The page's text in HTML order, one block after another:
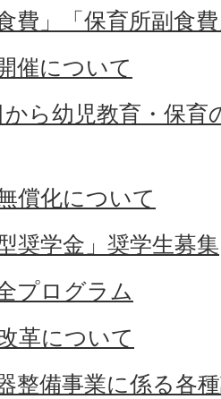
費」「保育所副食
催について
から幼児教育・保
償化について
奨学金」奨学生募集
プログラム
革について
整備事業に係る各